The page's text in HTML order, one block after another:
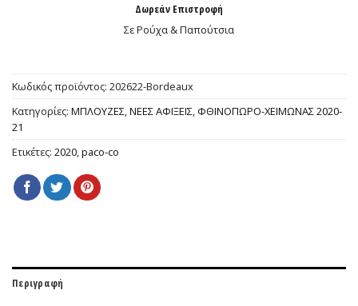
Δωρεάν Επιστροφή
Σε Ρούχα & Παπούτσια
Κωδικός προϊόντος: 202622-Βordeaux
Κατηγορίες: ΜΠΛΟΥΖΕΣ,ΝΕΕΣ ΑΦΙΞΕΙΣ, ΦΘΙΝΟΠΩΡΟ-ΧΕΙΜΩΝΑΣ 2020-
21
Ετικέτες: 2020,paco-co
Περιγραφή